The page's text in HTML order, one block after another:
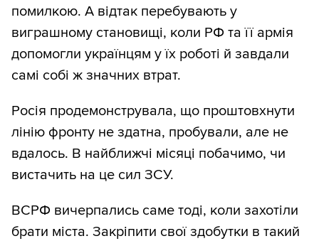
помилкою. А відтак перебувають у
виграшному становищі, коли РФ та її армія
допомогли українцям у їх роботі й завдали
самі собі ж значних втрат.
Росія продемонструвала, що проштовхнути
лінію фронту не здатна, пробували, але не
вдалось. В найближчі місяці побачимо, чи
вистачить на це сил ЗСУ.
ВСРФ вичерпались саме тоді, коли захотіли
брати міста. Закріпити свої здобутки в такий